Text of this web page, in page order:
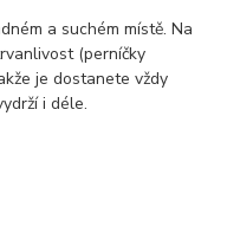
a suchém místě. Na
(perníčky
je dostanete vždy
i déle.